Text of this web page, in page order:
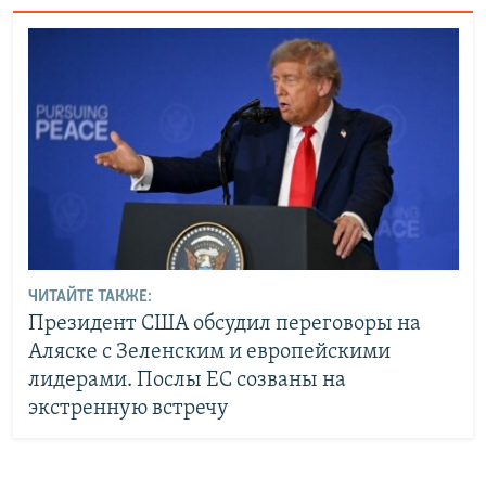
ЧИТАЙТЕ ТАКЖЕ:
Президент США обсудил переговоры на
Аляске с Зеленским и европейскими
лидерами. Послы ЕС созваны на
экстренную встречу